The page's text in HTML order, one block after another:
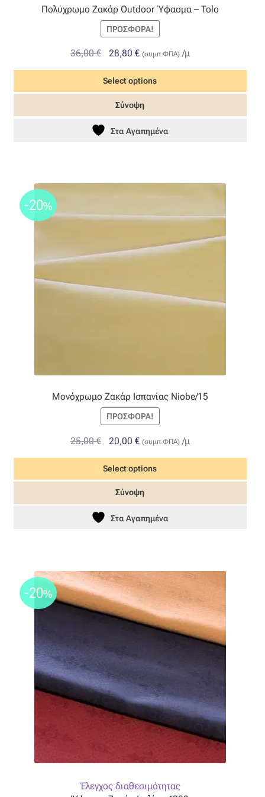
Πολύχρωμο Ζακάρ Outdoor Ύφασμα – Tolo
ΠΡΟΣΦΟΡΆ!
36,00€
Original
price
was:
36,00 €.
28,80€Η
τρέχουσα
τιμή
είναι:
28,80 €.
(συμπ.ΦΠΑ) /μ
Select options
Σύνοψη
Στα Αγαπημένα
-20%
Μονόχρωμο Ζακάρ Ισπανίας Niobe/15
ΠΡΟΣΦΟΡΆ!
25,00€
Original
was:
25,00 €.
20,00€Η
τιμή
είναι:
20,00 €.
(συμπ.ΦΠΑ) /μ
Select options
Σύνοψη
Στα Αγαπημένα
Έλεγχος διαθεσιμότητας
-20%